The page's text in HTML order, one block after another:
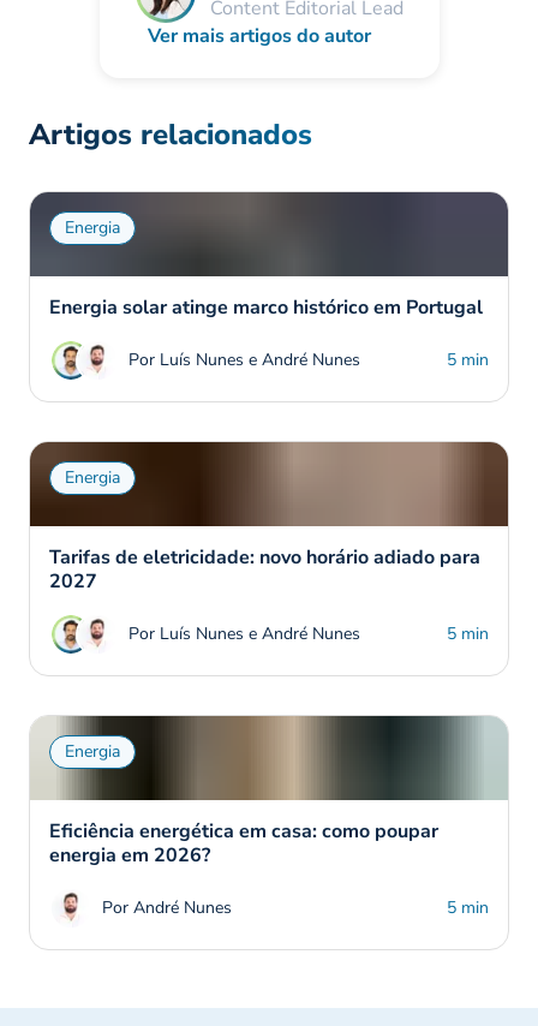
Content Editorial Lead
Ver mais artigos do autor
Artigos relacionados
Energia
Energia solar atinge marco histórico em Portugal
Por Luís Nunes e André Nunes 5 min
Energia
Tarifas de eletricidade: novo horário adiado para
2027
Por Luís Nunes e André Nunes 5 min
Energia
Eficiência energética em casa: como poupar
energia em 2026?
Por André Nunes 5 min